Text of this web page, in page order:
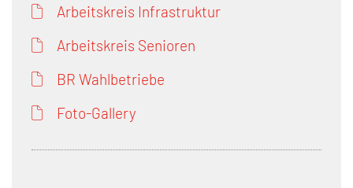
Arbeitskreis Infrastruktur
Arbeitskreis Senioren
BR Wahlbetriebe
Foto-Gallery